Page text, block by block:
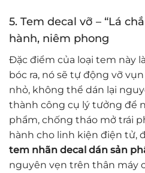
5. Tem decal vỡ – “Lá
hành, niêm phong
Đặc điểm của loại tem này
bóc ra, nó sẽ tự động vỡ
nhỏ, không thể dán lại
thành công cụ lý tưởng để
phẩm, chống tháo mở trái
hành cho linh kiện điện tử,
tem nhãn decal dán sản
nguyên vẹn trên thân máy